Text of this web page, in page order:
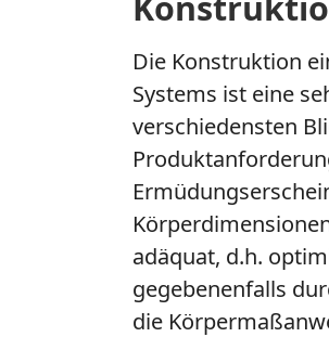
Die Konstruktion
Systems ist eine
verschiedensten
adäquat, d.h.
gegebenenfalls
die